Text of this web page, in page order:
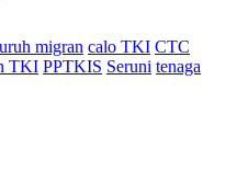
migran calo TKI CTC
TKI PPTKIS Seruni tenaga